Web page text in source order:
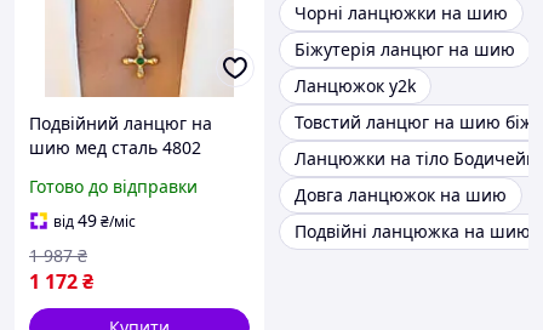
Подвійний ланцюг на
шию мед сталь 4802
Готово до відправки
від49₴/міс
1 172₴
1 987 ₴
Чорні ланцюжки на шию
Біжутерія ланцюг на шию
Ланцюжок y2k
Товстий ланцюг на шию
Ланцюжки на тіло Бодичейн
Довга ланцюжок на шию
Подвійні ланцюжка на шию